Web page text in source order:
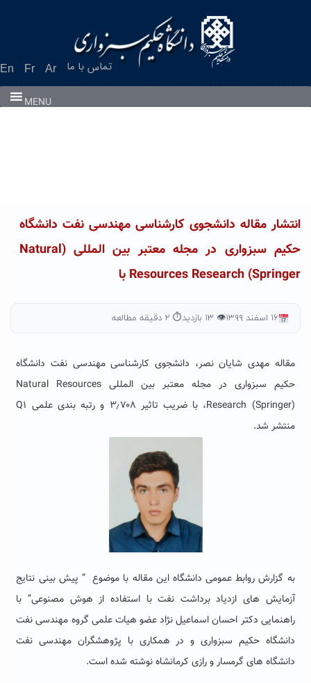
En Fr Ar تماس با ما
MENU
انتشار مقاله دانشجوی کارشناسی مهندسی نفت دانشگاه
حکیم سبزواری در مجله معتبر بین المللی (Natural
Resources Research (Springer با
۱۶ اسفند ۱۳۹۹ 👁 ۱۳ بازدید ⏱ ۲ دقیقه مطالعه
مقاله مهدی شایان نصر، دانشجوی کارشناسی مهندسی نفت دانشگاه
حکیم سبزواری در مجله معتبر بین المللی Natural Resources
Research (Springer)، با ضریب تاثیر ۳٫۷۰۸ و رتبه بندی علمی Q1
منتشر شد.
به گزارش روابط عمومی دانشگاه این مقاله با موضوع ” پیش بینی نتایج
آزمایش های ازدیاد برداشت نفت با استفاده از هوش مصنوعی” با
راهنمایی دکتر احسان اسماعیل نژاد عضو هیات علمی گروه مهندسی نفت
دانشگاه حکیم سبزواری و در همکاری با پژوهشگران مهندسی نفت
دانشگاه های گرمسار و رازی کرمانشاه نوشته شده است.